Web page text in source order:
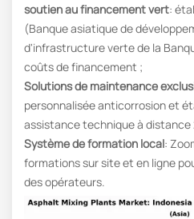
soutien au financement vert:
(Banque asiatique de
d'infrastructure verte de la
coûts de financement ;
Solutions de maintenance
personnalisée anticorrosion et
assistance technique à distance
Système de formation local:
formations sur site et en ligne
des opérateurs.